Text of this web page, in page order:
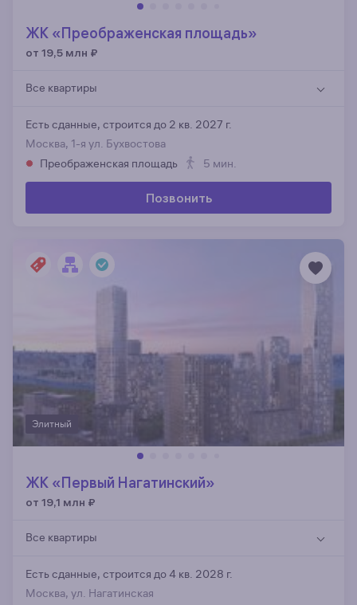
ЖК «Преображенская площадь»
от 19,5 млн ₽
Все квартиры
Есть сданные, строится до 2 кв. 2027 г.
Москва, 1-я ул. Бухвостова
Преображенская площадь
5 мин.
Позвонить
Элитный
ЖК «Первый Нагатинский»
от 19,1 млн ₽
Все квартиры
Есть сданные, строится до 4 кв. 2028 г.
Москва, ул. Нагатинская